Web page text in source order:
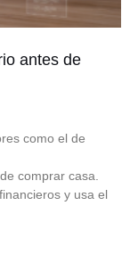
antes de
como el de
comprar casa.
y usa el